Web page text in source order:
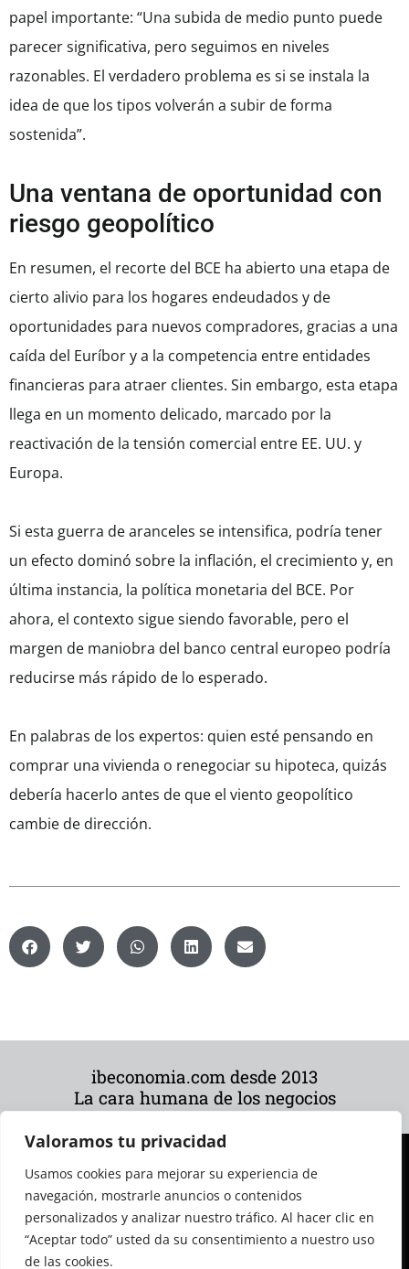
Valoramos tu privacidad
Usamos cookies para mejorar su experiencia de
navegación, mostrarle anuncios o contenidos
personalizados y analizar nuestro tráfico. Al hacer clic en
“Aceptar todo” usted da su consentimiento a nuestro uso
de las cookies.
papel importante: “Una subida de medio punto puede
parecer significativa, pero seguimos en niveles
razonables. El verdadero problema es si se instala la
idea de que los tipos volverán a subir de forma
sostenida”.
Una ventana de oportunidad con
riesgo geopolítico
En resumen, el recorte del BCE ha abierto una etapa de
cierto alivio para los hogares endeudados y de
oportunidades para nuevos compradores, gracias a una
caída del Euríbor y a la competencia entre entidades
financieras para atraer clientes. Sin embargo, esta etapa
llega en un momento delicado, marcado por la
reactivación de la tensión comercial entre EE. UU. y
Europa.
Si esta guerra de aranceles se intensifica, podría tener
un efecto dominó sobre la inflación, el crecimiento y, en
última instancia, la política monetaria del BCE. Por
ahora, el contexto sigue siendo favorable, pero el
margen de maniobra del banco central europeo podría
reducirse más rápido de lo esperado.
En palabras de los expertos: quien esté pensando en
comprar una vivienda o renegociar su hipoteca, quizás
debería hacerlo antes de que el viento geopolítico
cambie de dirección.
ibeconomia.com desde 2013
La cara humana de los negocios